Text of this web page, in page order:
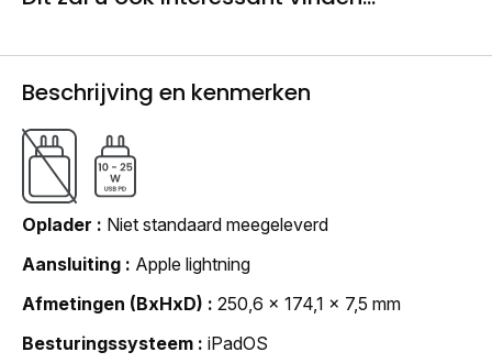
Beschrijving en kenmerken
Oplader
Niet standaard meegeleverd
Aansluiting
Apple lightning
Afmetingen (BxHxD)
250,6 x 174,1 x 7,5 mm
Besturingssysteem
iPadOS